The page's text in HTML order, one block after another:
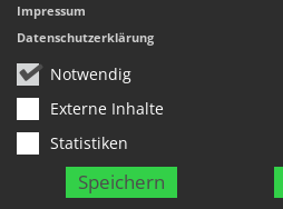
Notwendig
Externe Inhalte
Statistiken
Speichern
Impressum
Datenschutzerklärung